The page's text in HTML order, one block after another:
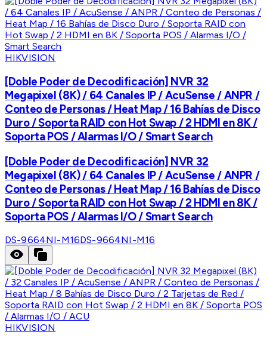
HIKVISION
[Doble Poder de Decodificación] NVR 32
Megapixel (8K) / 64 Canales IP / AcuSense / ANPR /
Conteo de Personas / Heat Map / 16 Bahías de Disco
Duro / Soporta RAID con Hot Swap / 2 HDMI en 8K /
Soporta POS / Alarmas I/O / Smart Search
[Doble Poder de Decodificación] NVR 32
Megapixel (8K) / 64 Canales IP / AcuSense / ANPR /
Conteo de Personas / Heat Map / 16 Bahías de Disco
Duro / Soporta RAID con Hot Swap / 2 HDMI en 8K /
Soporta POS / Alarmas I/O / Smart Search
DS-9664NI-M16DS-9664NI-M16
HIKVISION